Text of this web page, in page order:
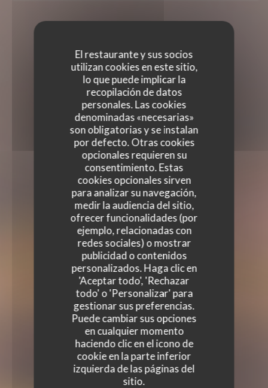
El restaurante y sus socios
utilizan cookies en este sitio,
lo que puede implicar la
recopilación de datos
personales. Las cookies
denominadas «necesarias»
son obligatorias y se instalan
por defecto. Otras cookies
opcionales requieren su
consentimiento. Estas
cookies opcionales sirven
para analizar su navegación,
medir la audiencia del sitio,
ofrecer funcionalidades (por
ejemplo, relacionadas con
redes sociales) o mostrar
publicidad o contenidos
personalizados. Haga clic en
'Aceptar todo', 'Rechazar
todo' o 'Personalizar' para
gestionar sus preferencias.
Puede cambiar sus opciones
en cualquier momento
haciendo clic en el icono de
cookie en la parte inferior
izquierda de las páginas del
sitio.